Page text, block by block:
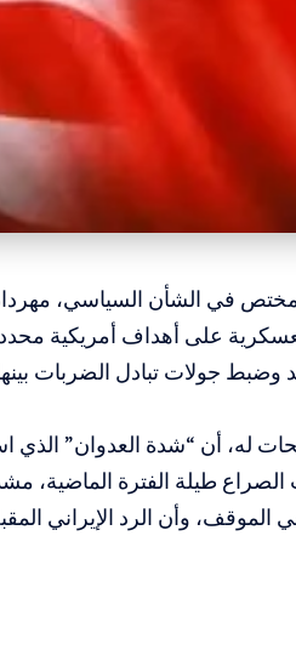
في الشأن السياسي،
على أهداف أمريكية
وضبط جولات تبادل الضربات
له، أن “شدة العدوان” الذي
طيلة الفترة الماضية،
الموقف، وأن الرد الإيراني